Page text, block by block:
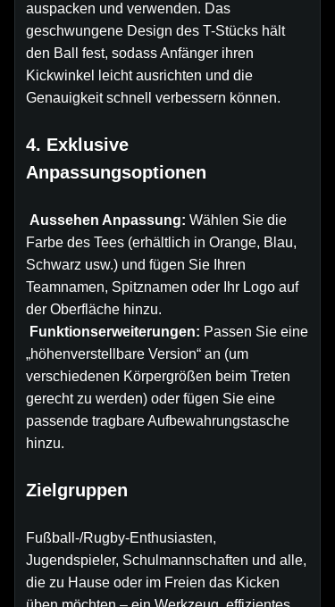
auspacken und verwenden. Das
geschwungene Design des T-Stücks hält
den Ball fest, sodass Anfänger ihren
Kickwinkel leicht ausrichten und die
Genauigkeit schnell verbessern können.
4. Exklusive
Anpassungsoptionen
Aussehen Anpassung: Wählen Sie die
Farbe des Tees (erhältlich in Orange, Blau,
Schwarz usw.) und fügen Sie Ihren
Teamnamen, Spitznamen oder Ihr Logo auf
der Oberfläche hinzu.
Funktionserweiterungen: Passen Sie eine
„höhenverstellbare Version“ an (um
verschiedenen Körpergrößen beim Treten
gerecht zu werden) oder fügen Sie eine
passende tragbare Aufbewahrungstasche
hinzu.
Zielgruppen
Fußball-/Rugby-Enthusiasten,
Jugendspieler, Schulmannschaften und alle,
die zu Hause oder im Freien das Kicken